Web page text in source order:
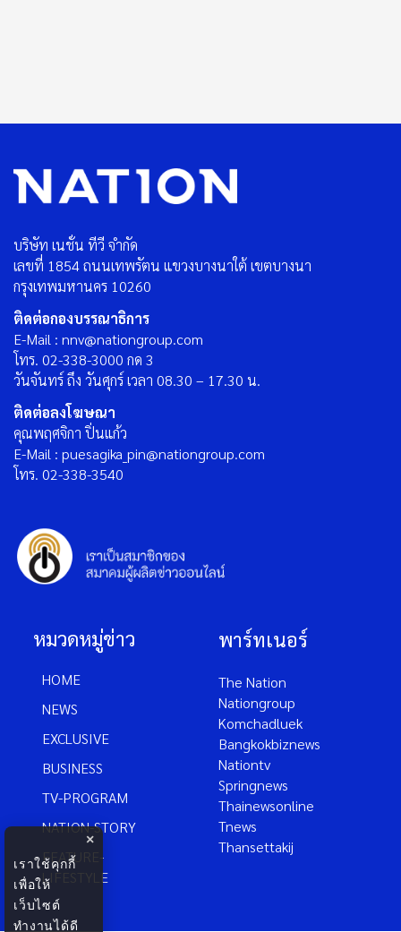
บริษัท เนชั่น ทีวี จำกัด
เลขที่ 1854 ถนนเทพรัตน แขวงบางนาใต้ เขตบางนา
กรุงเทพมหานคร 10260
ติดต่อกองบรรณาธิการ
E-Mail : nnv@nationgroup.com
โทร. 02-338-3000 กด 3
วันจันทร์ ถึง วันศุกร์ เวลา 08.30 – 17.30 น.
ติดต่อลงโฆษณา
คุณพฤศจิกา ปิ่นแก้ว
E-Mail : puesagika_pin@nationgroup.com
โทร. 02-338-3540
หมวดหมู่ข่าว
HOME
NEWS
EXCLUSIVE
BUSINESS
TV-PROGRAM
NATION-STORY
FEATURE-
LIFESTYLE
พาร์ทเนอร์
The Nation
Nationgroup
Komchadluek
Bangkokbiznews
Nationtv
Springnews
Thainewsonline
Tnews
Thansettakij
×
เราใช้คุกกี้
เพื่อให้
เว็บไซต์
ทำงานได้ดี